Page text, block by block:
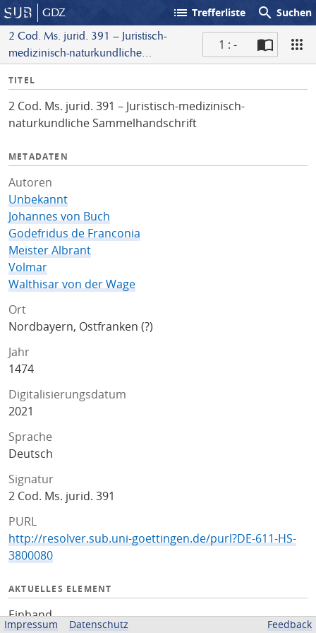
GDZ list Trefferliste search Suchen
2 Cod. Ms. jurid. 391 – Juristisch-
medizinisch-naturkundliche
1 : -
I
f
o
TITEL
2 Cod. Ms. jurid. 391 – Juristisch-medizinisch-
naturkundliche Sammelhandschrift
METADATEN
Autoren
Unbekannt
Johannes von Buch
Godefridus de Franconia
Meister Albrant
Volmar
Walthisar von der Wage
Ort
Nordbayern, Ostfranken (?)
Jahr
1474
Digitalisierungsdatum
2021
Sprache
Deutsch
Signatur
2 Cod. Ms. jurid. 391
PURL
http://resolver.sub.uni-goettingen.de/purl?DE-611-HS-
3800080
AKTUELLES ELEMENT
Einband
Impressum Datenschutz Feedback